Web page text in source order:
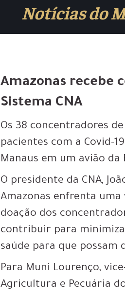
Notícias do
Amazonas recebe
Sistema CNA
Os 38 concentradores
pacientes com a Covid-
Manaus em um avião da
O presidente da CNA,
Amazonas enfrenta
doação dos
contribuir para
saúde para que possam
Para Muni Lourenço,
Agricultura e Pecuária